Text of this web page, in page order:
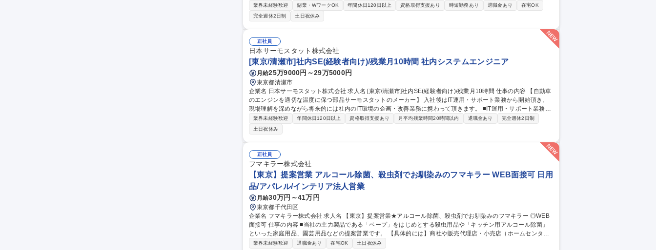
す 【業務詳細】航空機製造(Boeing787主翼、777X胴体、次期狭胴機等)の生産技術及び技術開発業務をご担当頂
きます。 海外顧客との直接折衝や短期/長期の海外勤務を行う機会もあります。 ■顧客/現場ニーズと課題の分析 ■
製造工程/ライン設計 ■革新自動化技術の開発/検証 ■設備仕様検討及びメーカー調整 ■据付工事の技術指示及び設
備の試運転対応 ■実生産適用前の事前検証及び設備認定対応 募集職種 ■【愛知】民間航空機製造の自動化に関する
生産技術及び技術開発業務
業界未経験歓迎 副業・WワークOK 年間休日120日以上 資格取得支援あり 時短勤務あり 退職金あり
在宅OK
完全週休2日制
土日祝休み
正社員
日本サーモスタット株式会社
[東京/清瀬市]社内SE(経験者向け)/残業月10時間 社内システムエンジニア
月給25万9000円～29万5000円
東京都清瀬市
企業名 日本サーモスタット株式会社 求人名 [東京/清瀬市]社内SE(経験者向け)/残業月10時間 仕事の内容 【自動車
のエンジンを適切な温度に保つ部品サーモスタットのメーカー】 入社後はIT運用・サポート業務から開始頂き、
現場理解を深めながら将来的には社内のIT環境の企画・改善業務に携わって頂きます。 ■IT運用・サポート業務：
PC・IT機器のセットアップ/管理(キッティング)、社内問い合わせ対応(ヘルプデスク)、ソフトウェア導入・運用
(業務ツール等) 、業務運用サポート 、社内IT講習の実施等■IT環境の企画・改善：社内システム・サーバーの構
築・運用 (基幹システム・仮想環境等)、業務効率化ツールの作成・改修及びプログラム対応(AS400/VBScript/RPA
等)、ITインフラの構築・運用、DX推進活動等。 募集職種 [東京/清瀬市]社内SE(経験者向け)/残業月10時間
業界未経験歓迎 年間休日120日以上 資格取得支援あり 月平均残業時間20時間以内 退職金あり
完全週休2日制
土日祝休み
正社員
フマキラー株式会社
【東京】提案営業 アルコール除菌、殺虫剤でお馴染みのフマキラー WEB面接可 日用
品/アパレル/インテリア法人営業
月給30万円～41万円
東京都千代田区
企業名 フマキラー株式会社 求人名 【東京】提案営業★アルコール除菌、殺虫剤でお馴染みのフマキラー ◎WEB
面接可 仕事の内容 ■当社の主力製品である「ベープ」をはじめとする殺虫用品や「キッチン用アルコール除菌」
といった家庭用品、園芸用品などの提案営業です。 【具体的には】商社や販売代理店・小売店（ホームセンタ
ー、スーパー ドラッグストア等 ）への本部商談と店頭での販売促進を中心に担っていただきます。市場や販売動
業界未経験歓迎 退職金あり 在宅OK 土日祝休み